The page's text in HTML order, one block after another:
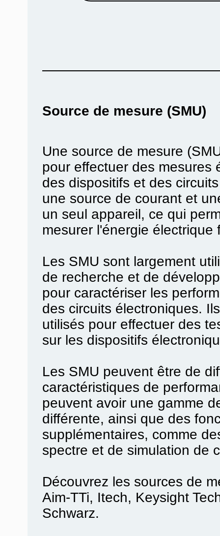
Source de mesure (SMU)
Une source de mesure
pour effectuer des mesures
des dispositifs et des
une source de courant et
un seul appareil, ce qui
mesurer l'énergie
Les SMU sont largement
de recherche et de
pour caractériser les
des circuits électroniques.
utilisés pour effectuer des
sur les dispositifs
Les SMU peuvent être de
caractéristiques de
peuvent avoir une gamme
différente, ainsi que des
supplémentaires, comme
spectre et de simulation de
Découvrez les sources de
Aim-TTi, Itech, Keysight
Schwarz.